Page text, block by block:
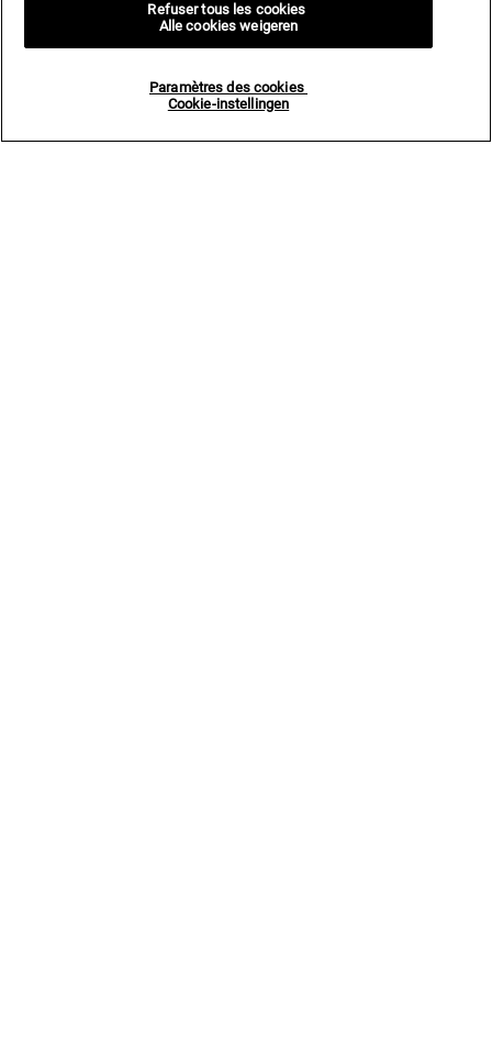
Paramètres des cookies
Cookie-instellingen
Refuser tous les cookies
Alle cookies weigeren